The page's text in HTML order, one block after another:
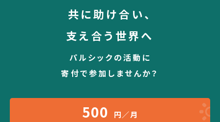
共に助け合い、
支え合う世界へ
パルシックの活動に
寄付で参加しませんか？
500 円／月